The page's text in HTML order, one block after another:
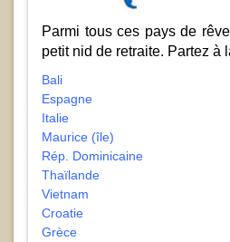
Parmi tous ces pays de
petit nid de retraite. Partez à
Bali
Espagne
Italie
Maurice (île)
Rép. Dominicaine
Thaïlande
Vietnam
Croatie
Grèce